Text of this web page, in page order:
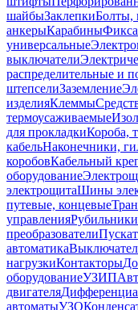
шайбыЗаклепкиБолты,
анкерыКарабины
универсальные
выключатели
распределительные и
штепселиЗаземление
изделияКлеммы
термоусаживаемые
для прокладкиКороба,
кабельНаконечники,
коробовКабельный
оборудование
электрощитаШины
путевые, концевые
управленияРубильники
преобразователи
автоматика
нагрузкиКонтакторы
оборудованиеУЗИП
двигателя
автоматыУЗО